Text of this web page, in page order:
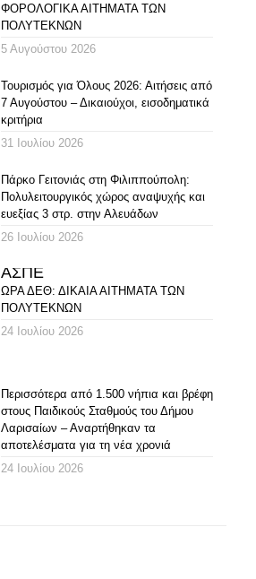
ΦΟΡΟΛΟΓΙΚΑ ΑΙΤΗΜΑΤΑ ΤΩΝ
ΠΟΛΥΤΕΚΝΩΝ
5 Αυγούστου 2026
Τουρισμός για Όλους 2026: Αιτήσεις από
7 Αυγούστου – Δικαιούχοι, εισοδηματικά
κριτήρια
31 Ιουλίου 2026
Πάρκο Γειτονιάς στη Φιλιππούπολη:
Πολυλειτουργικός χώρος αναψυχής και
ευεξίας 3 στρ. στην Αλευάδων
26 Ιουλίου 2026
ΑΣΠΕ
ΩΡΑ ΔΕΘ: ΔΙΚΑΙΑ ΑΙΤΗΜΑΤΑ ΤΩΝ
ΠΟΛΥΤΕΚΝΩΝ
24 Ιουλίου 2026
Περισσότερα από 1.500 νήπια και βρέφη
στους Παιδικούς Σταθμούς του Δήμου
Λαρισαίων – Αναρτήθηκαν τα
αποτελέσματα για τη νέα χρονιά
24 Ιουλίου 2026